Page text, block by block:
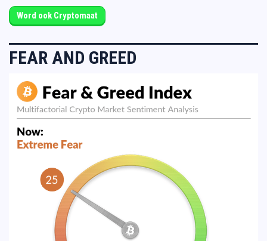
Word ook Cryptomaat
FEAR AND GREED